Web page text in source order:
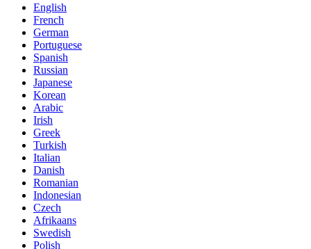
English
French
German
Portuguese
Spanish
Russian
Japanese
Korean
Arabic
Irish
Greek
Turkish
Italian
Danish
Romanian
Indonesian
Czech
Afrikaans
Swedish
Polish